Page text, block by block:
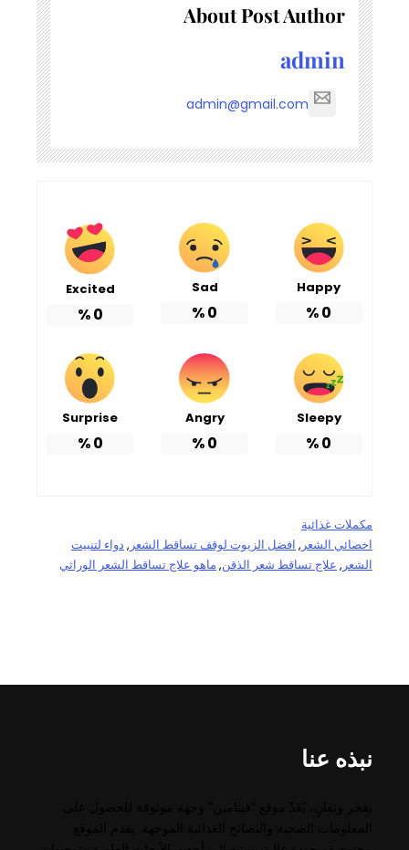
About Post Author
admin
admin@gmail.com
Happy
0
%
Sad
0
%
Excited
0
%
Sleepy
0
%
Angry
0
%
Surprise
0
%
مكملات غذائية
اخصائي الشعر , افضل الزيوت لوقف تساقط الشعر , دواء لتنبيت
الشعر , علاج تساقط شعر الذقن, ماهو علاج تساقط الشعر الوراثي
نبذه عنا